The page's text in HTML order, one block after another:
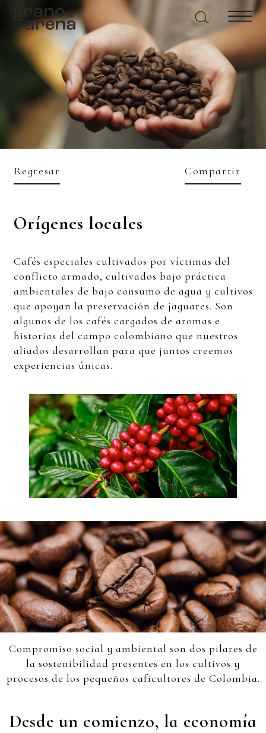
Regresar Compartir
Orígenes locales
Cafés especiales cultivados por víctimas del
conflicto armado, cultivados bajo práctica
ambientales de bajo consumo de agua y cultivos
que apoyan la preservación de jaguares. Son
algunos de los cafés cargados de aromas e
historias del campo colombiano que nuestros
aliados desarrollan para que juntos creemos
experiencias únicas.
Compromiso social y ambiental son dos pilares de
la sostenibilidad presentes en los cultivos y
procesos de los pequeños caficultores de Colombia.
Desde un comienzo, la economía